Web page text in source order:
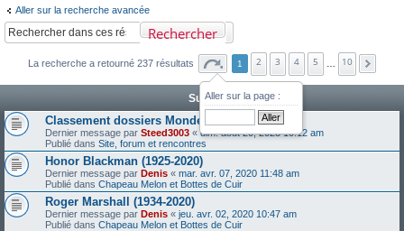
Aller sur la recherche avancée
Rechercher
La recherche a retourné 237 résultats
Aller sur la page :
1 2 3 4 5 10
Sujets
Classement dossiers Monde des Avengers
Dernier message par Steed3003 «dim. août 20, 2023 10:12 am
Publié dans Site, forum et rencontres
Honor Blackman (1925-2020)
Dernier message par Denis « mar. avr. 07, 2020 11:48 am
Publié dans Chapeau Melon et Bottes de Cuir
Roger Marshall (1934-2020)
Dernier message par Denis « jeu. avr. 02, 2020 10:47 am
Publié dans Chapeau Melon et Bottes de Cuir